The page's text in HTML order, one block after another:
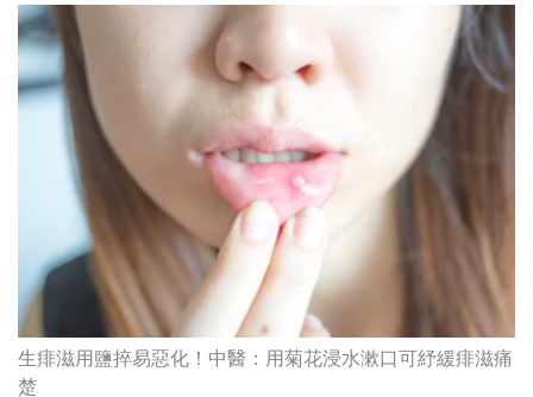
生痱滋用鹽捽易惡化！中醫：用菊花浸水漱口可紓緩痱滋痛
楚